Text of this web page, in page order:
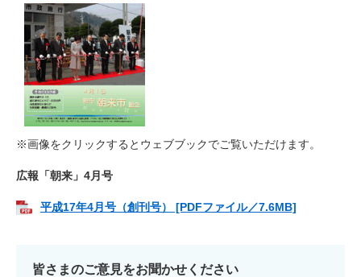
※画像をクリックするとウェブブックでご覧いただけます。​
広報「朝来」4月号
平成17年4月号（創刊号） [PDFファイル／7.6MB]
皆さまのご意見をお聞かせください